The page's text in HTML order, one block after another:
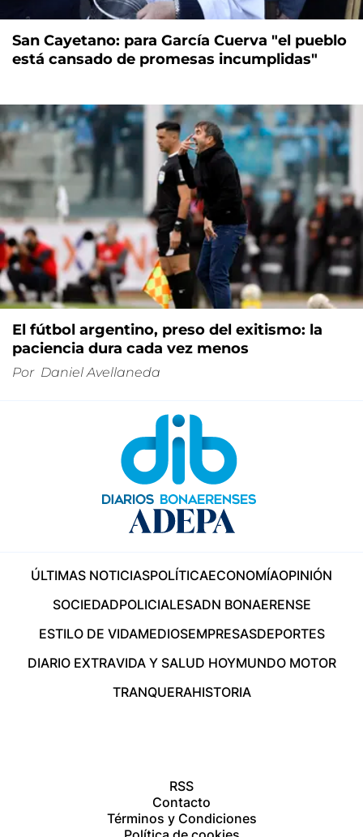
San Cayetano: para García Cuerva "el pueblo
está cansado de promesas incumplidas"
El fútbol argentino, preso del exitismo: la
paciencia dura cada vez menos
Por Daniel Avellaneda
ÚLTIMAS NOTICIASPOLÍTICAECONOMÍAOPINIÓN
SOCIEDADPOLICIALESADN BONAERENSE
ESTILO DE VIDAMEDIOSEMPRESASDEPORTES
DIARIO EXTRAVIDA Y SALUD HOYMUNDO MOTOR
TRANQUERAHISTORIA
RSS
Contacto
Términos y Condiciones